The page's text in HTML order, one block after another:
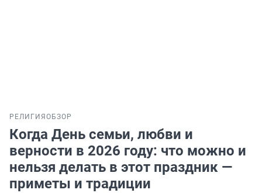
РЕЛИГИЯ ОБЗОР
Когда День семьи, любви и
верности в 2026 году: что можно и
нельзя делать в этот праздник —
приметы и традиции